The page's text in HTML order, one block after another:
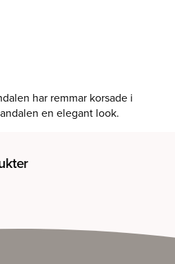
har remmar korsade i
en elegant look.